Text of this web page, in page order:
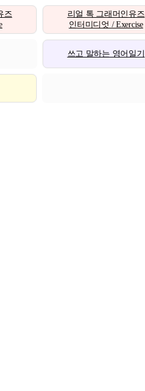
즈
리얼 톡 그래머인유즈
인터미디엇 / Exercise
쓰고 말하는 영어일기